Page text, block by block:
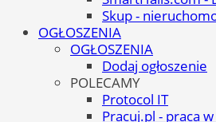
Skup -
OGŁOSZENIA
OGŁOSZENIA
Dodaj ogłoszenie
POLECAMY
Protocol IT
Pracuj.pl - praca